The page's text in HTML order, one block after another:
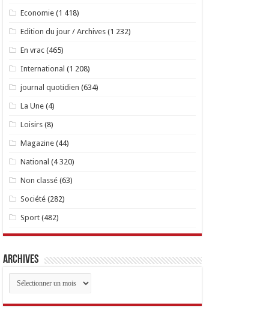
Economie (1 418)
Edition du jour / Archives (1 232)
En vrac (465)
International (1 208)
journal quotidien (634)
La Une (4)
Loisirs (8)
Magazine (44)
National (4 320)
Non classé (63)
Société (282)
Sport (482)
Archives
Archives